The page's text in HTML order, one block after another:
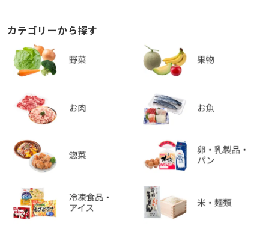
カテゴリーから探す